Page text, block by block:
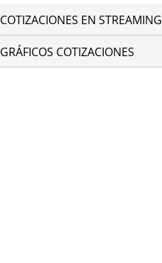
COTIZACIONES EN STREAMING
GRÁFICOS COTIZACIONES